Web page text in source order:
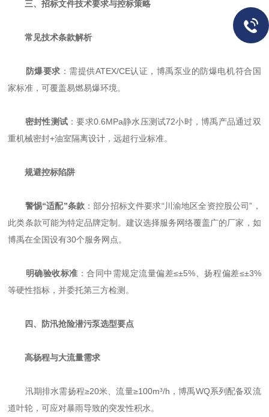
三、招标文件技术要求与控标策略
常见技术条款解析
防爆要求 ：需提供ATEX/CE认证，博禹泵业的防爆电机符合国
家标准，可覆盖易燃易爆环境。
密封性测试 ：要求0.6MPa静水压测试72小时，博禹产品通过双
重机械密封+油室隔离设计，远超行业标准。
规避控标陷阱
警惕“适配”条款 ：部分招标文件要求“川渝地区全资控股公司”，
此类条款可能为特定品牌定制。建议选择服务网络覆盖广的厂家，如
博禹在全国设有30个服务网点。
明确验收标准 ：合同中需规定流量偏差≤±5%、扬程偏差≤±3%
等硬性指标，并委托第三方检测。
四、防汛抢险潜污泵选型要点
高杨程与大流量需求
汛期排水需扬程≥20米、流量≥100m³/h，博禹WQ系列配备双流
道叶轮，可应对暴雨导致的突发性积水。